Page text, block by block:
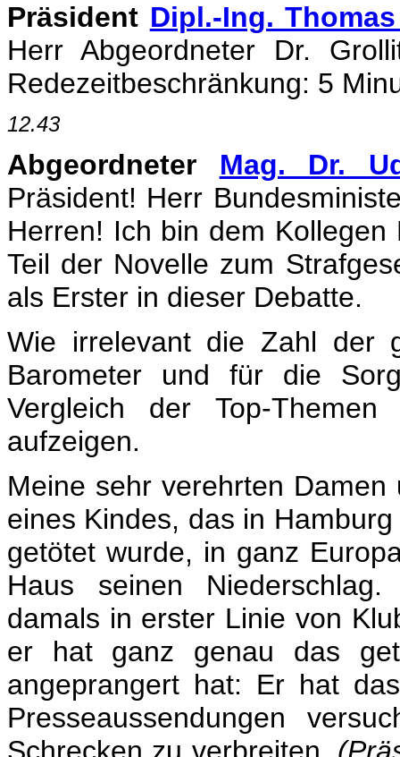
Präsident Dipl.-Ing.
Herr Abgeordneter Dr.
Redezeitbeschränkung: 5
12.43
Abgeordneter Mag. Dr.
Präsident! Herr
Herren! Ich bin dem
Teil der Novelle zum
als Erster in dieser Debatte.
Wie irrelevant die Zahl der
Barometer und für die
Vergleich der Top-
aufzeigen.
Meine sehr verehrten
eines Kindes, das in
getötet wurde, in ganz
Haus seinen
damals in erster Linie von
er hat ganz genau das
angeprangert hat: Er hat
Presseaussendungen